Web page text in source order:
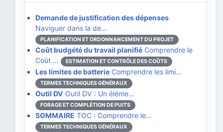
Demande de justification des dépenses
Naviguer dans la de…
PLANIFICATION ET ORDONNANCEMENT DU PROJET
Coût budgété du travail planifié Comprendre le
Coût …
ESTIMATION ET CONTRÔLE DES COÛTS
Les limites de batterie Comprendre les limi…
TERMES TECHNIQUES GÉNÉRAUX
Outil DV Outil DV : Un éléme…
FORAGE ET COMPLÉTION DE PUITS
SOMMAIRE TOC : Comprendre le…
TERMES TECHNIQUES GÉNÉRAUX